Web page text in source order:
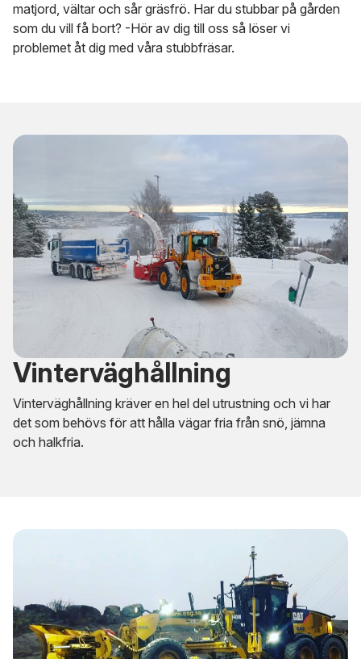
matjord, vältar och sår gräsfrö. Har du stubbar på gården
som du vill få bort? -Hör av dig till oss så löser vi
problemet åt dig med våra stubbfräsar.
Vinterväghållning
Vinterväghållning kräver en hel del utrustning och vi har
det som behövs för att hålla vägar fria från snö, jämna
och halkfria.